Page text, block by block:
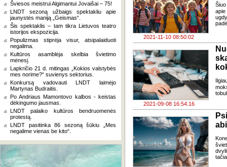
Šviesos meistrui Algimantui Jovaišai – 75!
LNDT sezoną užbaigs spektakliu apie
jaunystės maniją „Geismas“.
Šis spektaklis – tam tikra Lietuvos teatro
istorijos ekspozicija.
Populizmas stiprėja visur, atsipalaiduoti
negalima.
Kultūros asamblėja skelbia švietimo
mėnesį.
Lapkričio 21 d. mitingas „Kokios valstybės
mes norime?“ suvienys sektorius.
Konkursą vadovauti LNDT laimėjo
Martynas Budraitis.
Po Andriaus Mamontovo kalbos - keistas
dėkingumo jausmas.
LNDT palaiko kultūros bendruomenės
protestą.
LNDT pasitinka 86 sezoną šūkiu „Mes
negalime vienas be kito“.
2021-11-10 08:50:02
apie
2021-09-08 16:54:16